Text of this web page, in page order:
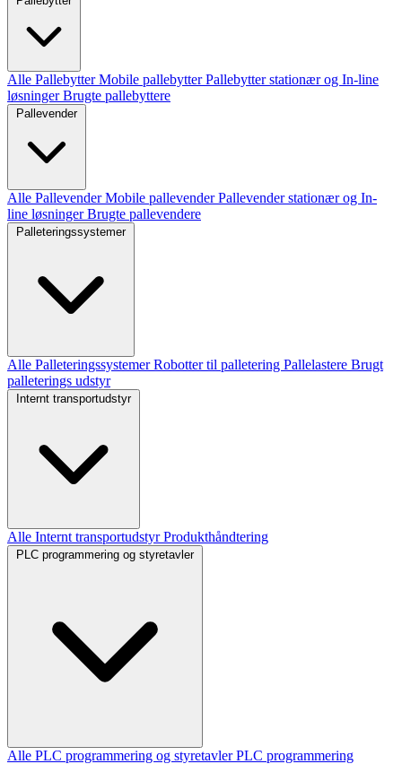
Alle PallebytterMobile pallebytterPallebytter stationær og In-line
løsningerBrugte pallebyttere
Pallevender
Alle PallevenderMobile pallevenderPallevender stationær og In-
line løsningerBrugte pallevendere
Palleteringssystemer
Alle PalleteringssystemerRobotter til palletering Pallelastere Brugt
palleterings udstyr
Internt transportudstyr
Alle Internt transportudstyrProdukthåndtering
PLC programmering og styretavler
Alle PLC programmering og styretavlerPLC programmering